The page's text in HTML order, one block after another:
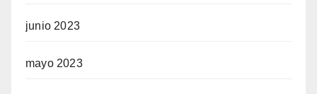
junio 2023
mayo 2023